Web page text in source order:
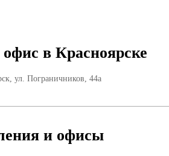
в Красноярске
ул. Пограничников, 44а
и офисы